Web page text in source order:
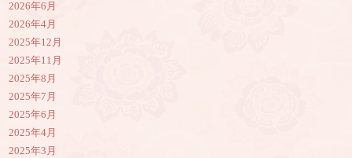
2026年6月
2026年4月
2025年12月
2025年11月
2025年8月
2025年7月
2025年6月
2025年4月
2025年3月